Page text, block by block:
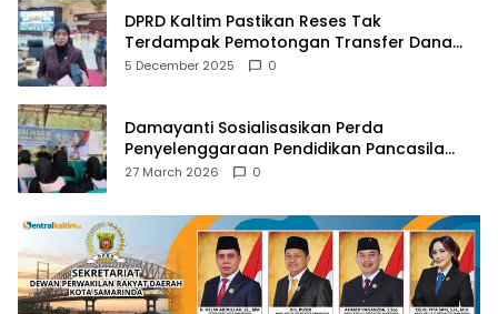
DPRD Kaltim Pastikan Reses Tak
Terdampak Pemotongan Transfer Dana
Pusat
5 December 2025 0
Damayanti Sosialisasikan Perda
Penyelenggaraan Pendidikan Pancasila
dan Wawasan Kebangsaan
27 March 2026 0